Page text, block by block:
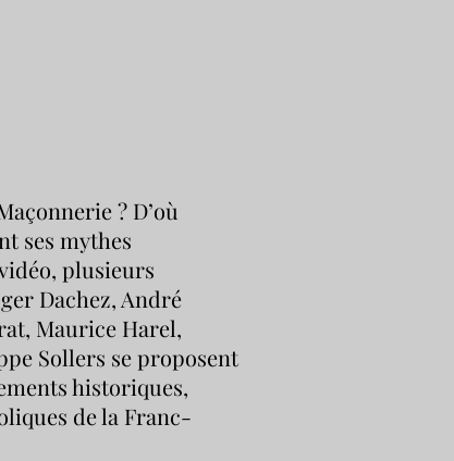
? D’où
ses mythes
plusieurs
Dachez, André
Maurice Harel,
Sollers se proposent
historiques,
de la Franc-